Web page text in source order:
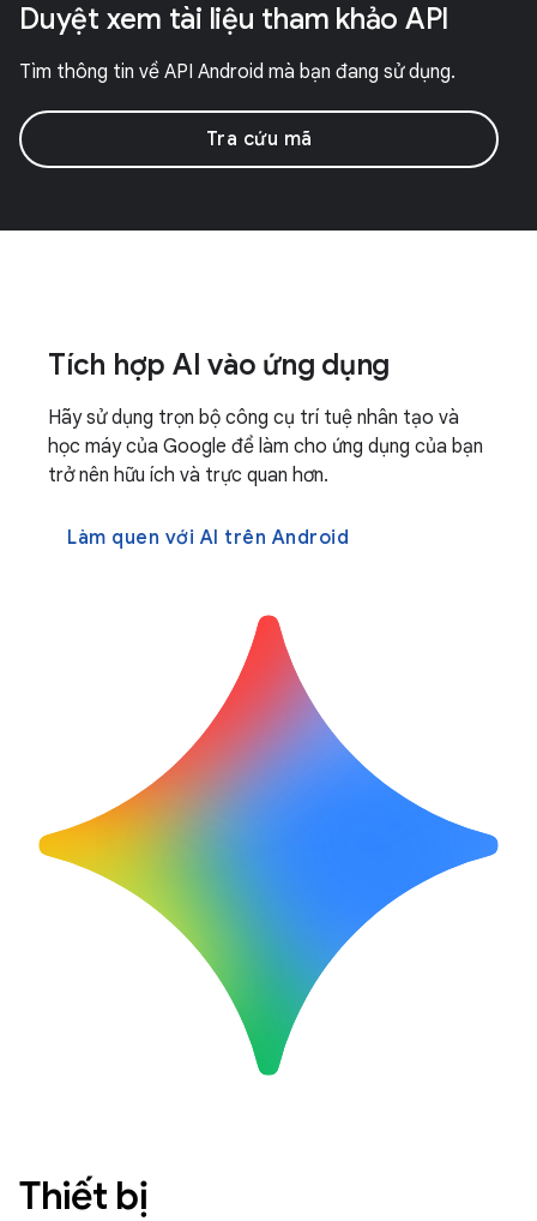
Duyệt xem tài liệu tham khảo API
Tìm thông tin về API Android mà bạn đang sử dụng.
Tra cứu mã
Tích hợp AI vào ứng dụng
Hãy sử dụng trọn bộ công cụ trí tuệ nhân tạo và
học máy của Google để làm cho ứng dụng của bạn
trở nên hữu ích và trực quan hơn.
Làm quen với AI trên Android
Thiết bị